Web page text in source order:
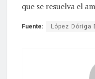
que se resuelva el
Fuente: López Dóriga